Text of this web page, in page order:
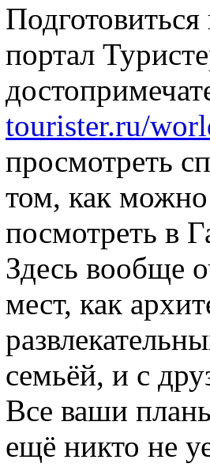
портал
tourister.ru/
просмотреть
том, как
посмотреть в
Здесь вообще
мест, как
семьёй, и с
Все ваши
ещё никто не